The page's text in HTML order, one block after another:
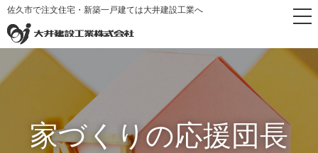
佐久市で注文住宅・新築一戸建ては大井建設工業へ
家づくりの応援団長
トップ
ページ
家づくりの
応援団長
コロナ禍に負けない家づくり⑤ 予